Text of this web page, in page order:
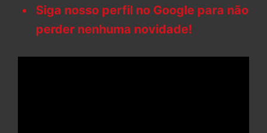
Siga nosso perfil no Google para não
perder nenhuma novidade!